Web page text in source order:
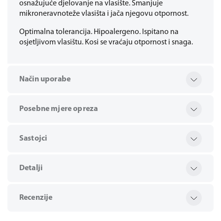
osnažujuće djelovanje na vlasište. Smanjuje
mikroneravnoteže vlasišta i jača njegovu otpornost.
Optimalna tolerancija. Hipoalergeno. Ispitano na
osjetljivom vlasištu. Kosi se vraćaju otpornost i snaga.
Način uporabe
Posebne mjere opreza
Sastojci
Detalji
Recenzije